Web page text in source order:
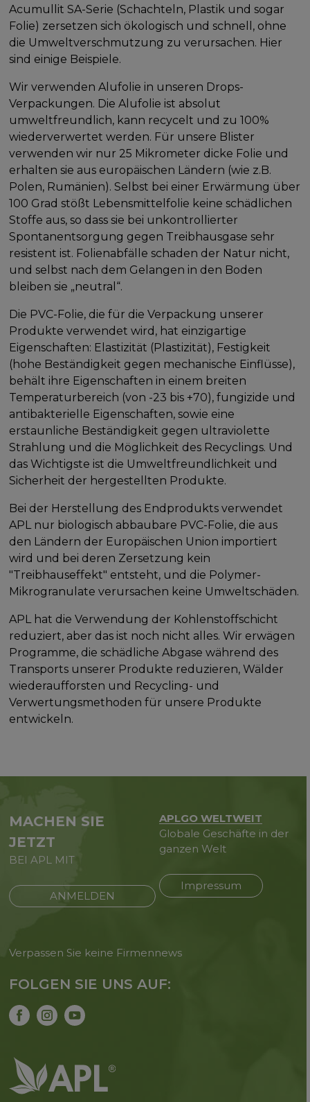
Acumullit SA-Serie (Schachteln, Plastik und sogar
Folie) zersetzen sich ökologisch und schnell, ohne
die Umweltverschmutzung zu verursachen. Hier
sind einige Beispiele.
Wir verwenden Alufolie in unseren Drops-
Verpackungen. Die Alufolie ist absolut
umweltfreundlich, kann recycelt und zu 100%
wiederverwertet werden. Für unsere Blister
verwenden wir nur 25 Mikrometer dicke Folie und
erhalten sie aus europäischen Ländern (wie z.B.
Polen, Rumänien). Selbst bei einer Erwärmung über
100 Grad stößt Lebensmittelfolie keine schädlichen
Stoffe aus, so dass sie bei unkontrollierter
Spontanentsorgung gegen Treibhausgase sehr
resistent ist. Folienabfälle schaden der Natur nicht,
und selbst nach dem Gelangen in den Boden
bleiben sie „neutral“.
Die PVC-Folie, die für die Verpackung unserer
Produkte verwendet wird, hat einzigartige
Eigenschaften: Elastizität (Plastizität), Festigkeit
(hohe Beständigkeit gegen mechanische Einflüsse),
behält ihre Eigenschaften in einem breiten
Temperaturbereich (von -23 bis +70), fungizide und
antibakterielle Eigenschaften, sowie eine
erstaunliche Beständigkeit gegen ultraviolette
Strahlung und die Möglichkeit des Recyclings. Und
das Wichtigste ist die Umweltfreundlichkeit und
Sicherheit der hergestellten Produkte.
Bei der Herstellung des Endprodukts verwendet
APL nur biologisch abbaubare PVC-Folie, die aus
den Ländern der Europäischen Union importiert
wird und bei deren Zersetzung kein
"Treibhauseffekt" entsteht, und die Polymer-
Mikrogranulate verursachen keine Umweltschäden.
APL hat die Verwendung der Kohlenstoffschicht
reduziert, aber das ist noch nicht alles. Wir erwägen
Programme, die schädliche Abgase während des
Transports unserer Produkte reduzieren, Wälder
wiederaufforsten und Recycling- und
Verwertungsmethoden für unsere Produkte
entwickeln.
MACHEN SIE
JETZT
BEI APL MIT
ANMELDEN
APLGO WELTWEIT
Globale Geschäfte in der
ganzen Welt
Impressum
Verpassen Sie keine Firmennews
FOLGEN SIE UNS AUF: